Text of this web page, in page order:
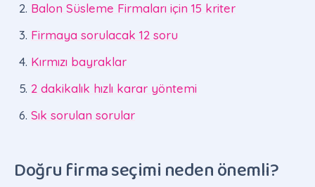
Balon Süsleme Firmaları için 15 kriter
Firmaya sorulacak 12 soru
Kırmızı bayraklar
2 dakikalık hızlı karar yöntemi
Sık sorulan sorular
Doğru firma seçimi neden önemli?